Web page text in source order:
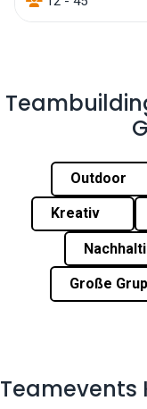
Outdoor
Kreativ
Große
Teamevents